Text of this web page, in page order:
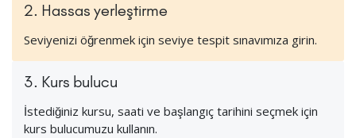
2. Hassas yerleştirme
Seviyenizi öğrenmek için seviye tespit sınavımıza girin.
3. Kurs bulucu
İstediğiniz kursu, saati ve başlangıç tarihini seçmek için
kurs bulucumuzu kullanın.